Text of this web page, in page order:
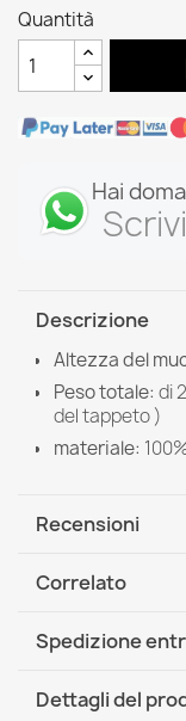
Quantità
Hai
Descrizione
Altezza del
Peso totale: di
del tappeto )
materiale:
Recensioni
Correlato
Spedizione
DHL / GLS
Dettagli del